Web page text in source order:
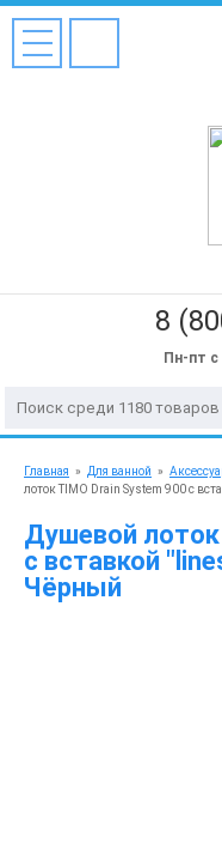
8
Пн-пт
Главная » Для ванной »
лоток TIMO Drain System 900 с
Душевой лоток
с вставкой
Чёрный